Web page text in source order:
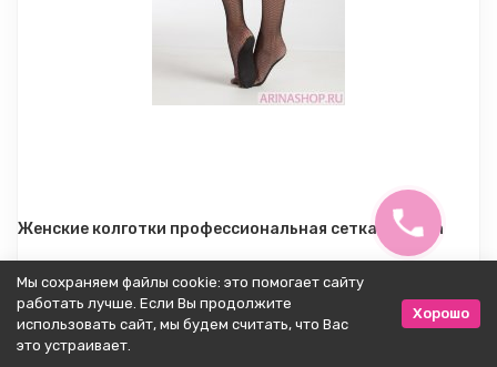
Женские колготки профессиональная сетка Danskin
5 220₽
Мы сохраняем файлы cookie: это помогает сайту
работать лучше. Если Вы продолжите
использовать сайт, мы будем считать, что Вас
это устраивает.
Хорошо